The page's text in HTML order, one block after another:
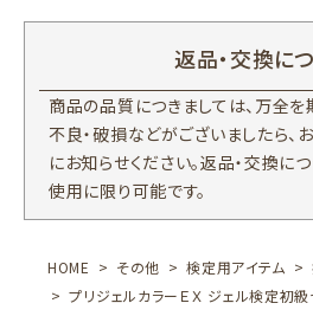
返品・交換に
商品の品質につきましては、万全を
不良・破損などがございましたら
にお知らせください。返品・交換に
使用に限り可能です。
HOME その他 検定用アイテム
プリジェルカラーＥＸ ジェル検定初級